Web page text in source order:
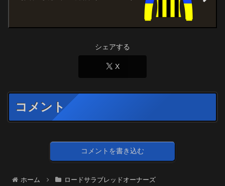
シェアする
X
コメント
コメントを書き込む
ホーム ロードサラブレッドオーナーズ